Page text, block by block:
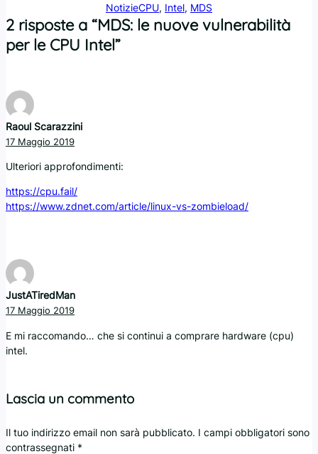
NotizieCPU, Intel, MDS
2 risposte a “MDS: le nuove vulnerabilità
per le CPU Intel”
Raoul Scarazzini
17 Maggio 2019
Ulteriori approfondimenti:
https://cpu.fail/
https://www.zdnet.com/article/linux-vs-zombieload/
JustATiredMan
17 Maggio 2019
E mi raccomando… che si continui a comprare hardware (cpu)
intel.
Lascia un commento
Il tuo indirizzo email non sarà pubblicato. I campi obbligatori sono
contrassegnati *